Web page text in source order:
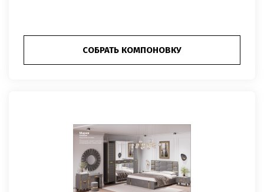
СОБРАТЬ КОМПОНОВКУ